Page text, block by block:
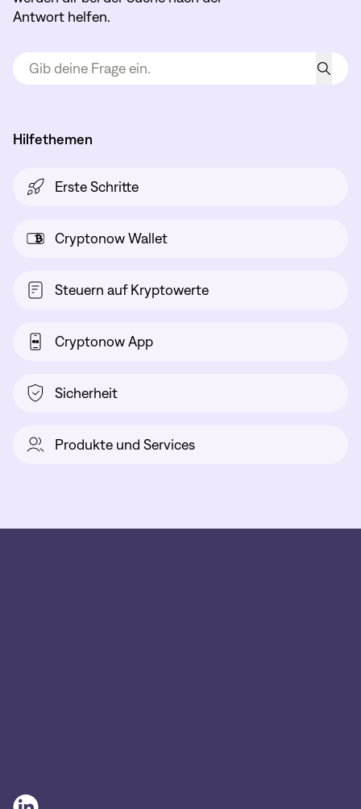
Antwort helfen.
Hilfethemen
Erste Schritte
Cryptonow Wallet
Steuern auf Kryptowerte
Cryptonow App
Sicherheit
Produkte und Services